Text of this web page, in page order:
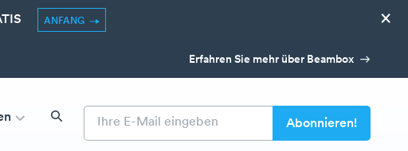
ANFANG ×
Erfahren Sie mehr über Beambox